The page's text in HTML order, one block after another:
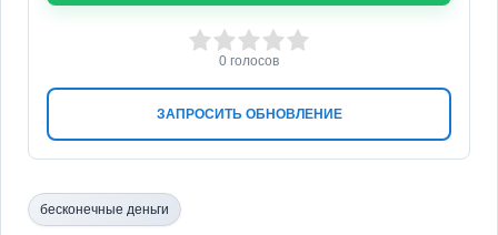
ЗАПРОСИТЬ ОБНОВЛЕНИЕ
3 4 5
0 голосов
бесконечные деньги